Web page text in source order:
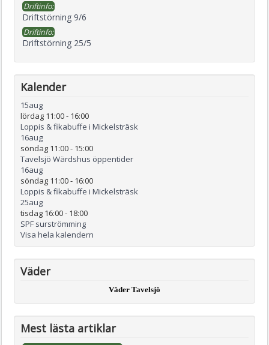
Driftinfo:
Driftstörning 9/6
Driftinfo:
Driftstörning 25/5
Kalender
15aug
lördag 11:00- 16:00
Loppis & fikabuffe i Mickelsträsk
16aug
söndag 11:00- 15:00
Tavelsjö Wärdshus öppentider
16aug
söndag 11:00- 16:00
Loppis & fikabuffe i Mickelsträsk
25aug
tisdag 16:00- 18:00
SPF surströmming
Visa hela kalendern
Väder
Väder Tavelsjö
Mest lästa artiklar